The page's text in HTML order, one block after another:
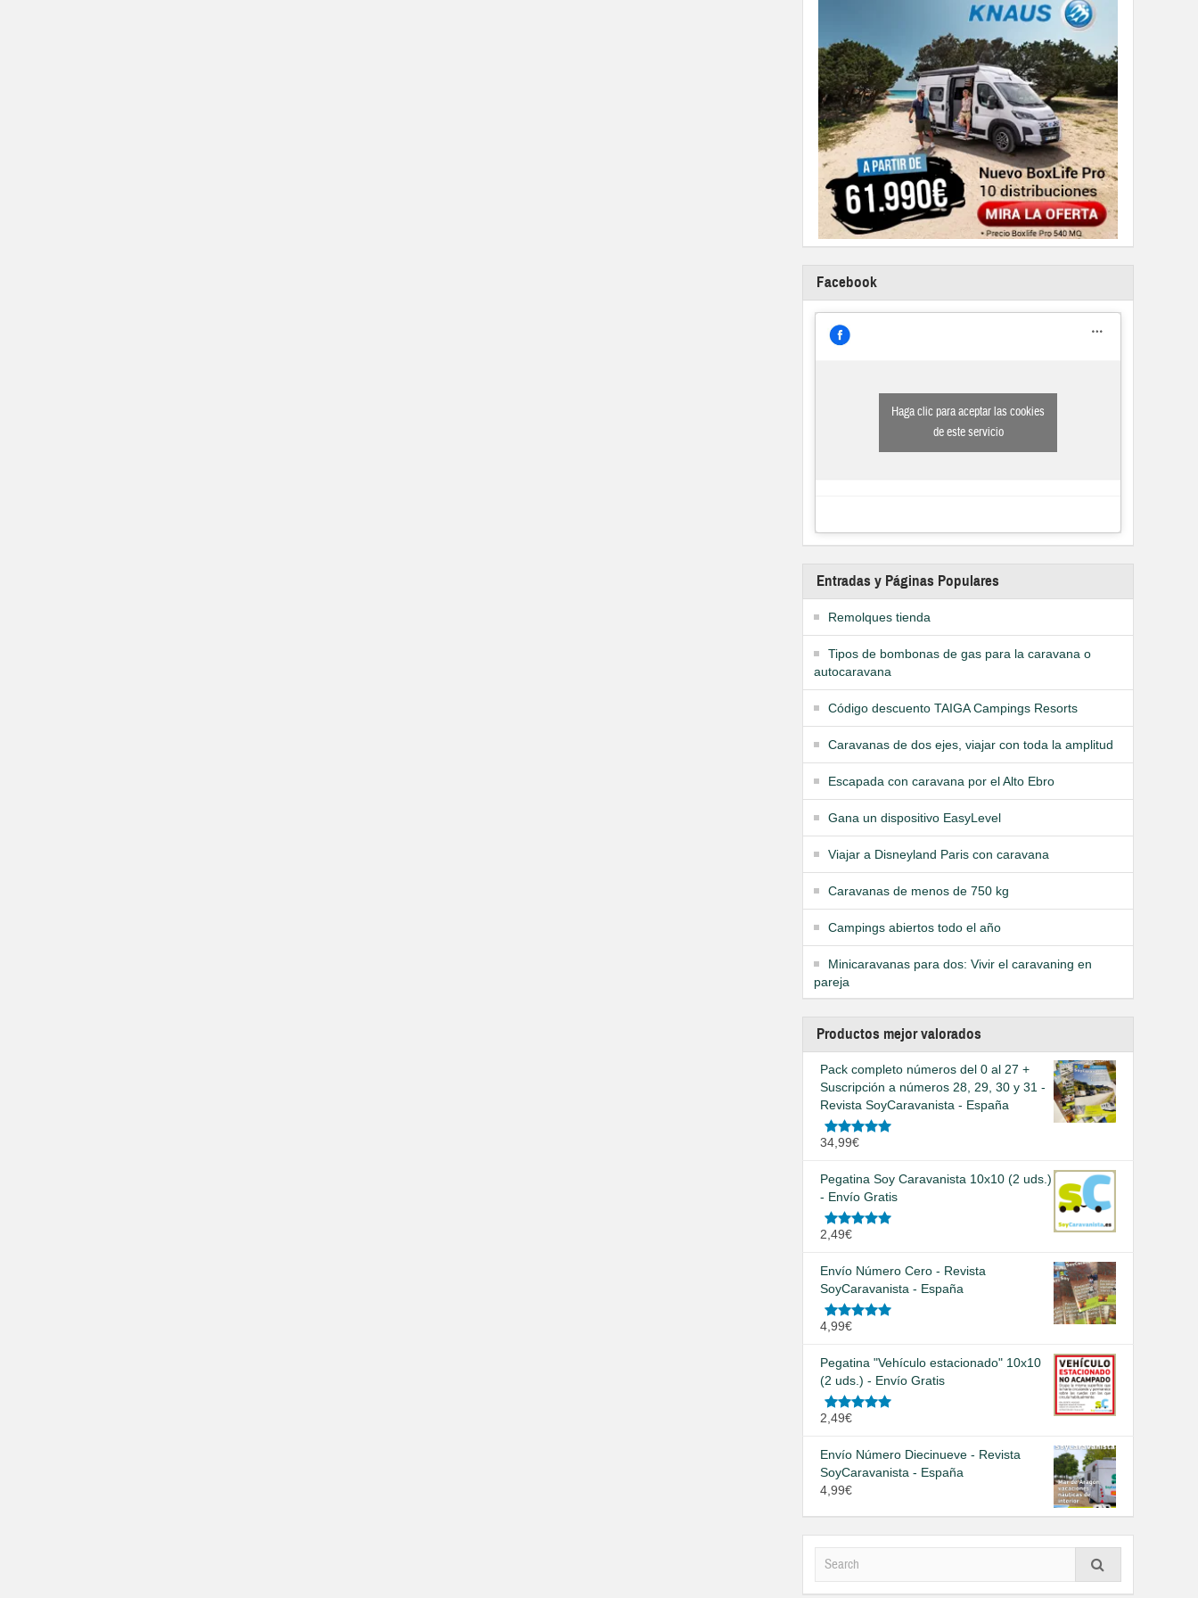
Facebook
Haga clic para aceptar las cookies
de este servicio
Entradas y Páginas Populares
Remolques tienda
Tipos de bombonas de gas para la caravana o
autocaravana
Código descuento TAIGA Campings Resorts
Caravanas de dos ejes, viajar con toda la amplitud
Escapada con caravana por el Alto Ebro
Gana un dispositivo EasyLevel
Viajar a Disneyland Paris con caravana
Caravanas de menos de 750 kg
Campings abiertos todo el año
Minicaravanas para dos: Vivir el caravaning en
pareja
Productos mejor valorados
Pack completo números del 0 al 27 +
Suscripción a números 28, 29, 30 y 31 -
Revista SoyCaravanista - España
Valorado
34,99€
Pegatina Soy Caravanista 10x10 (2 uds.)
- Envío Gratis
Valorado
2,49€
Envío Número Cero - Revista
SoyCaravanista - España
Valorado
4,99€
Pegatina "Vehículo estacionado" 10x10
(2 uds.) - Envío Gratis
Valorado
2,49€
Envío Número Diecinueve - Revista
SoyCaravanista - España
4,99€